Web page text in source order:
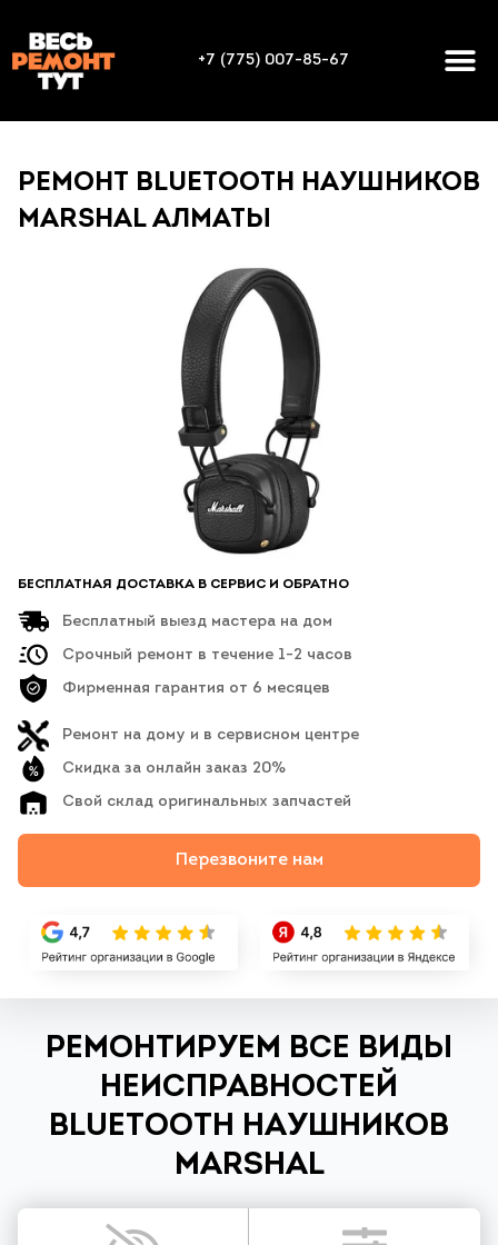
+7 (775) 007-85-67
РЕМОНТ BLUETOOTH НАУШНИКОВ
MARSHAL АЛМАТЫ
БЕСПЛАТНАЯ ДОСТАВКА В СЕРВИС И ОБРАТНО
Бесплатный выезд мастера на дом
Срочный ремонт в течение 1-2 часов
Фирменная гарантия от 6 месяцев
Ремонт на дому и в сервисном центре
Скидка за онлайн заказ 20%
Свой склад оригинальных запчастей
Перезвоните нам
РЕМОНТИРУЕМ ВСЕ ВИДЫ
НЕИСПРАВНОСТЕЙ
BLUETOOTH НАУШНИКОВ
MARSHAL